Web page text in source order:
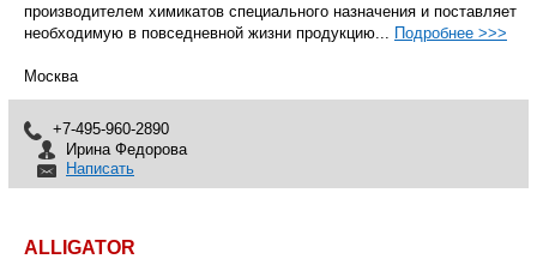
производителем химикатов специального назначения и поставляет
необходимую в повседневной жизни продукцию... Подробнее >>>
Москва
+7-495-960-2890
Ирина Федорова
Написать
ALLIGATOR